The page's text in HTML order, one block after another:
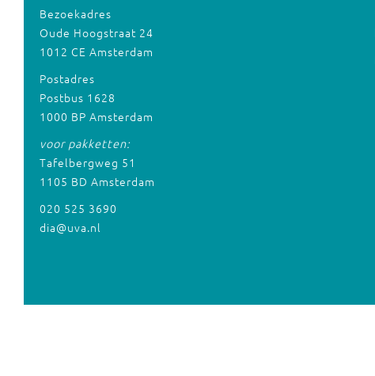
Bezoekadres
Oude Hoogstraat 24
1012 CE Amsterdam
Postadres
Postbus 1628
1000 BP Amsterdam
voor pakketten:
Tafelbergweg 51
1105 BD Amsterdam
020 525 3690
dia@uva.nl